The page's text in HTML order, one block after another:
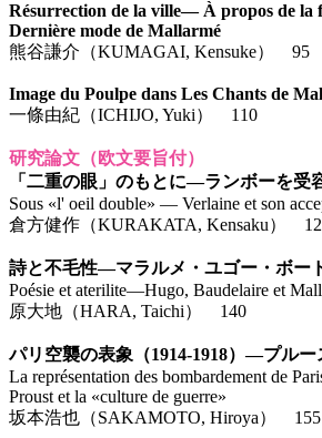
Résurrection de la ville― À propos de la
Dernière mode de Mallarmé
熊谷謙介（KUMAGAI, Kensuke） 95
Image du Poulpe dans Les Chants de
一條由紀（ICHIJO, Yuki） 110
研究論文（欧文要旨付）
「二重の眼」のもとに―ランボーを受
Sous «l' oeil double» ― Verlaine et son
倉方健作（KURAKATA, Kensaku）
詩と不毛性―マラルメ・ユゴー・ボー
Poésie et aterilite―Hugo, Baudelaire et
原大地（HARA, Taichi） 140
パリ空襲の表象（1914-1918）―プルー
La représentation des bombardement de
Proust et la «culture de guerre»
坂本浩也（SAKAMOTO, Hiroya） 155